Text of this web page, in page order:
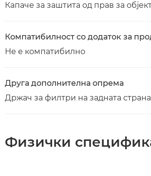
Капаче за заштита од прав за
Компатибилност со додаток за
Не е компатибилно
Друга дополнителна опрема
Држач за филтри на задната страна
Физички